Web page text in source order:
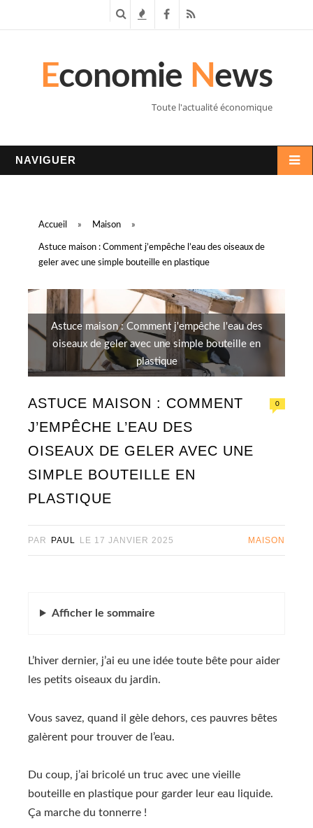
c n
s
F
c
R
S
Economie News
Toute l'actualité économique
NAVIGUER
Accueil » Maison »
Astuce maison : Comment j’empêche l’eau des oiseaux de
geler avec une simple bouteille en plastique
Astuce maison : Comment j'empêche l'eau des
oiseaux de geler avec une simple bouteille en
plastique
ASTUCE MAISON : COMMENT
J’EMPÊCHE L’EAU DES
OISEAUX DE GELER AVEC UNE
SIMPLE BOUTEILLE EN
PLASTIQUE
0
PAR PAUL LE 17 JANVIER 2025 MAISON
Afficher le sommaire
L’hiver dernier, j’ai eu une idée toute bête pour aider
les petits oiseaux du jardin.
Vous savez, quand il gèle dehors, ces pauvres bêtes
galèrent pour trouver de l’eau.
Du coup, j’ai bricolé un truc avec une vieille
bouteille en plastique pour garder leur eau liquide.
Ça marche du tonnerre !